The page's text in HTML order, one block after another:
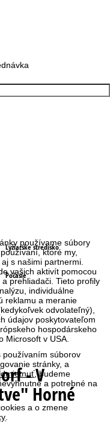
používame súbory
ktoré my,
s našimi partnermi.
vašich aktivít pomocou
prehliadači. Tieto profily
individuálne
reklamu a meranie
odvolateľný),
údajov poskytovateľom
hospodárskeho
Microsoft v USA.
súborov
stránky, a
, budeme
a potrebné na
a o zmene
Lyžiarske stredisko
Počasie
- V
Horné